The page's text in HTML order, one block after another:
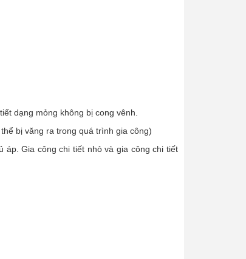
dạng mỏng không bị cong vênh.
bị văng ra trong quá trình gia công)
Gia công chi tiết nhỏ và gia công chi tiết